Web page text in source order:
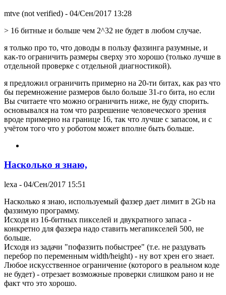
mtve (not verified) - 04/Сен/2017 13:28
> 16 битные и больше чем 2^32 не будет в любом случае.
я только про то, что доводы в пользу фаззинга разумные, и
как-то ограничить размеры сверху это хорошо (только лучше в
отдельной проверке с отдельной диагностикой).
я предложил ограничить примерно на 20-ти битах, как раз что
бы перемножение размеров было больше 31-го бита, но если
Вы считаете что можно ограничить ниже, не буду спорить.
основывался на том что разрешение человеческого зрения
вроде примерно на границе 16, так что лучше с запасом, и с
учётом того что у роботом может вполне быть больше.
Насколько я знаю,
lexa - 04/Сен/2017 15:51
Насколько я знаю, используемый фаззер дает лимит в 2Gb на
фаззимую программу.
Исходя из 16-битных пикселей и двукратного запаса -
конкретно для фаззера надо ставить мегапикселей 500, не
больше.
Исходя из задачи "пофаззить побыстрее" (т.е. не раздувать
перебор по переменным width/height) - ну вот хрен его знает.
Любое искусственное ограничение (которого в реальном коде
не будет) - отрезает возможные проверки слишком рано и не
факт что это хорошо.